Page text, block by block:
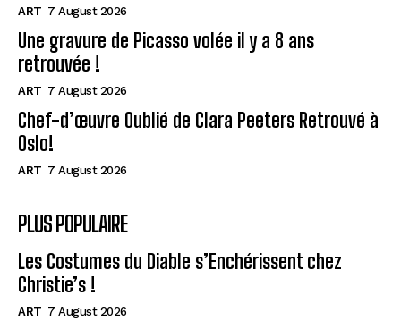
ART 7 August 2026
Une gravure de Picasso volée il y a 8 ans
retrouvée !
ART 7 August 2026
Chef-d’œuvre Oublié de Clara Peeters Retrouvé à
Oslo!
ART 7 August 2026
PLUS POPULAIRE
Les Costumes du Diable s’Enchérissent chez
Christie’s !
ART 7 August 2026